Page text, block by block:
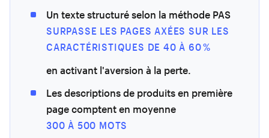
Un texte structuré selon la méthode PAS
SURPASSE LES PAGES AXÉES SUR LES
CARACTÉRISTIQUES DE 40 À 60 %
en activant l'aversion à la perte.
Les descriptions de produits en première
page comptent en moyenne
300 À 500 MOTS